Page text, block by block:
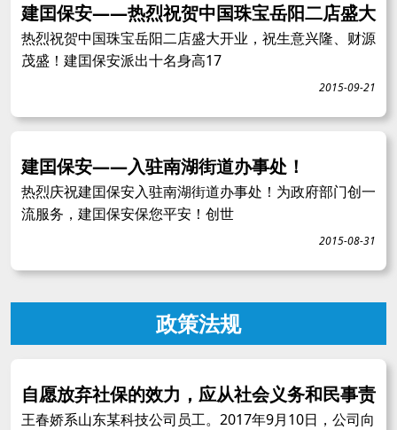
建囯保安——热烈祝贺中国珠宝岳阳二店盛大
热烈祝贺中国珠宝岳阳二店盛大开业，祝生意兴隆、财源
茂盛！建囯保安派出十名身高17
2015-09-21
建囯保安——入驻南湖街道办事处！
热烈庆祝建囯保安入驻南湖街道办事处！为政府部门创一
流服务，建囯保安保您平安！创世
2015-08-31
政策法规
自愿放弃社保的效力，应从社会义务和民事责
王春娇系山东某科技公司员工。2017年9月10日，公司向